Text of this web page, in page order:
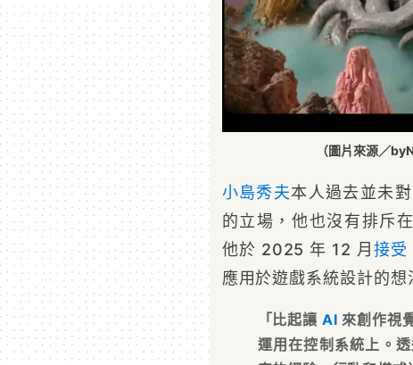
（圖片來源／
小島秀夫本人過去並未
的立場，他也沒有排斥
他於 2025 年 12 月接受
應用於遊戲系統設計的想
「比起讓 AI 來創作視
運用在控制系統上。